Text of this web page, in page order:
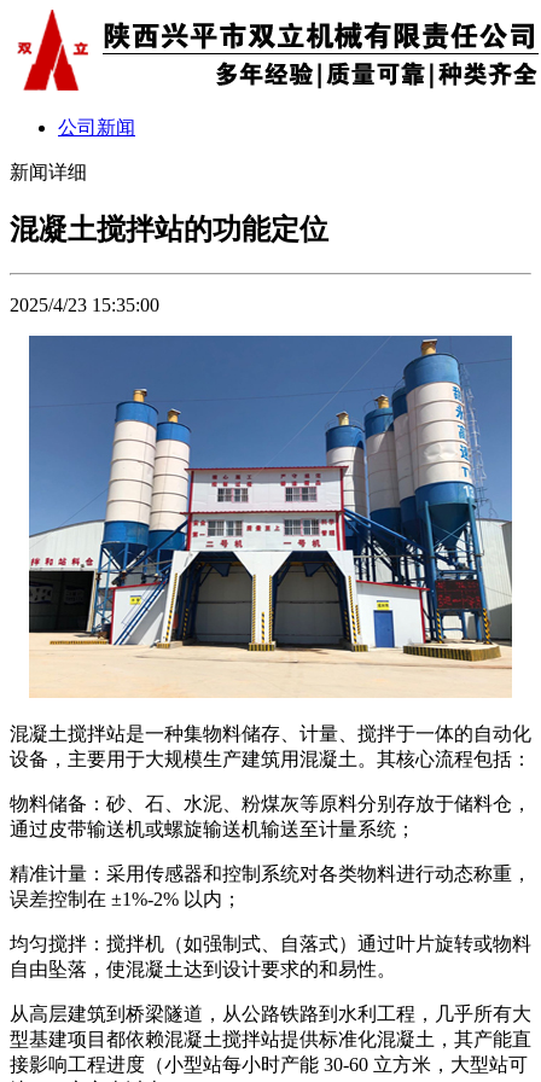
公司新闻
新闻详细
混凝土搅拌站的功能定位
2025/4/23 15:35:00
混凝土搅拌站是一种集物料储存、计量、搅拌于一体的自动化
设备，主要用于大规模生产建筑用混凝土。其核心流程包括：​
物料储备：砂、石、水泥、粉煤灰等原料分别存放于储料仓，
通过皮带输送机或螺旋输送机输送至计量系统；​
精准计量：采用传感器和控制系统对各类物料进行动态称重，
误差控制在 ±1%-2% 以内；​
均匀搅拌：搅拌机（如强制式、自落式）通过叶片旋转或物料
自由坠落，使混凝土达到设计要求的和易性。​
从高层建筑到桥梁隧道，从公路铁路到水利工程，几乎所有大
型基建项目都依赖混凝土搅拌站提供标准化混凝土，其产能直
接影响工程进度（小型站每小时产能 30-60 立方米，大型站可